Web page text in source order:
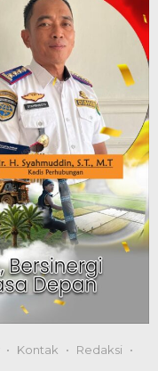
Kontak
Redaksi